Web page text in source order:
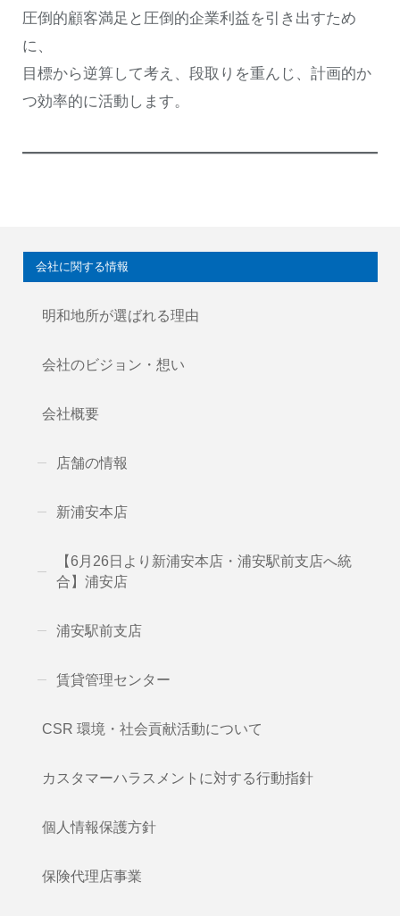
圧倒的顧客満足と圧倒的企業利益を引き出すため
に、
目標から逆算して考え、段取りを重んじ、計画的か
つ効率的に活動します。
会社に関する情報
明和地所が選ばれる理由
会社のビジョン・想い
会社概要
店舗の情報
新浦安本店
【6月26日より新浦安本店・浦安駅前支店へ統
合】浦安店
浦安駅前支店
賃貸管理センター
CSR 環境・社会貢献活動について
カスタマーハラスメントに対する行動指針
個人情報保護方針
保険代理店事業